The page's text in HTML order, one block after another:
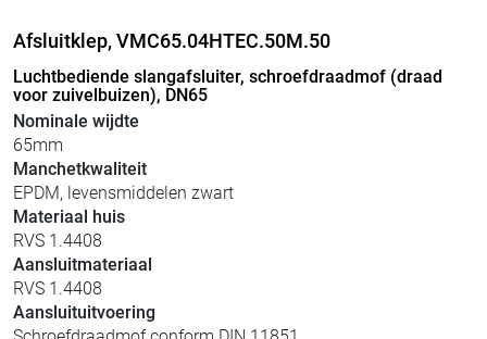
Afsluitklep, VMC65.04HTEC.50M.50
Luchtbediende slangafsluiter, schroefdraadmof (draad
voor zuivelbuizen), DN65
Nominale wijdte
65mm
Manchetkwaliteit
EPDM, levensmiddelen zwart
Materiaal huis
RVS 1.4408
Aansluitmateriaal
RVS 1.4408
Aansluituitvoering